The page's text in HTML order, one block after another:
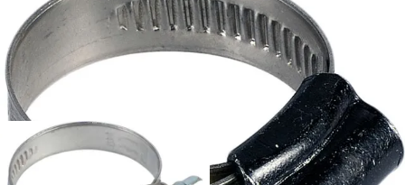
ABS-AVAIN - Letkunkiristimen asennustyökalu